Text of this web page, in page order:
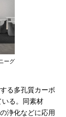
ーグ
る多孔質カーボ
る。同素材
浄化などに応用